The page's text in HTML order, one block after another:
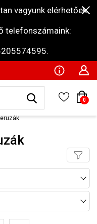
vagyunk elérhetőek
telefonszámaink:
0